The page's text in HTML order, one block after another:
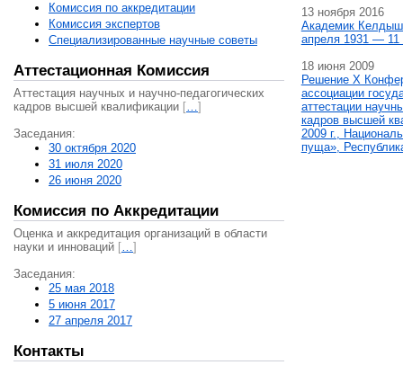
Комиссия по аккредитации
Комиссия экспертов
Специализированные научные советы
Аттестационная Комиссия
Аттестация научных и научно-педагогических
кадров высшей квалификации […]
Заседания:
30 октября 2020
31 июля 2020
26 июня 2020
Комиссия по Аккредитации
Оценка и аккредитация организаций в области
науки и инноваций […]
Заседания:
25 мая 2018
5 июня 2017
27 апреля 2017
Контакты
13 ноября 2016
Академик
апреля 1931 — 11
18 июня 2009
Решение X
ассоциации
аттестации
кадров высшей
2009 г.,
пуща»,